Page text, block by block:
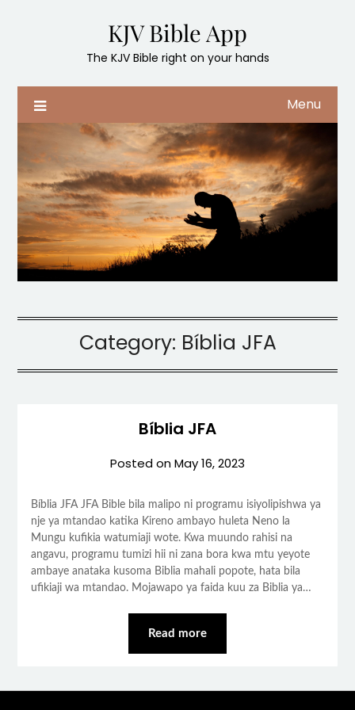
KJV Bible App
The KJV Bible right on your hands
Menu
Category: Bíblia JFA
Bíblia JFA
Posted onMay 16, 2023
Bíblia JFA JFA Bible bila malipo ni programu isiyolipishwa ya
nje ya mtandao katika Kireno ambayo huleta Neno la
Mungu kufikia watumiaji wote. Kwa muundo rahisi na
angavu, programu tumizi hii ni zana bora kwa mtu yeyote
ambaye anataka kusoma Biblia mahali popote, hata bila
ufikiaji wa mtandao. Mojawapo ya faida kuu za Biblia ya…
Read more